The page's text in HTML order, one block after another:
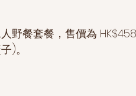
野餐套餐，售價為
)。